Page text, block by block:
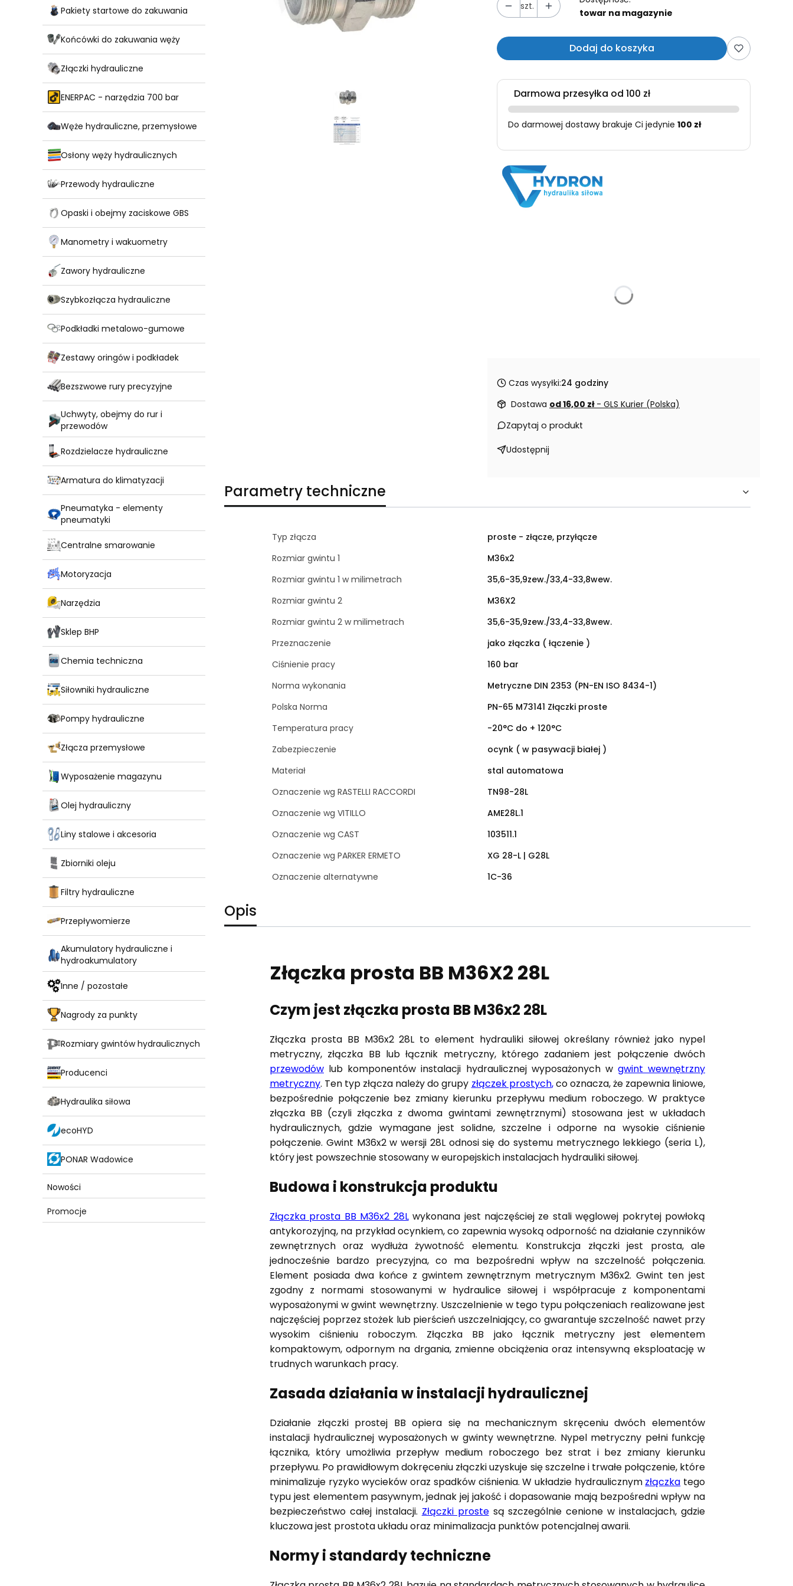
Pakiety startowe do zakuwania
Końcówki do zakuwania węży
Złączki hydrauliczne
ENERPAC - narzędzia 700 bar
Węże hydrauliczne, przemysłowe
Osłony węży hydraulicznych
Przewody hydrauliczne
Opaski i obejmy zaciskowe GBS
Manometry i wakuometry
Zawory hydrauliczne
Szybkozłącza hydrauliczne
Podkładki metalowo-gumowe
Zestawy oringów i podkładek
Bezszwowe rury precyzyjne
Uchwyty, obejmy do rur i
przewodów
Rozdzielacze hydrauliczne
Armatura do klimatyzacji
Pneumatyka - elementy
pneumatyki
Centralne smarowanie
Motoryzacja
Narzędzia
Sklep BHP
Chemia techniczna
Siłowniki hydrauliczne
Pompy hydrauliczne
Złącza przemysłowe
Wyposażenie magazynu
Olej hydrauliczny
Liny stalowe i akcesoria
Zbiorniki oleju
Filtry hydrauliczne
Przepływomierze
Akumulatory hydrauliczne i
hydroakumulatory
Inne / pozostałe
Nagrody za punkty
Rozmiary gwintów hydraulicznych
Producenci
Hydraulika siłowa
ecoHYD
PONAR Wadowice
Nowości
Promocje
szt.
towar na magazynie
Dodaj do koszyka
Darmowa przesyłka od 100 zł
Do darmowej dostawy brakuje Ci jedynie 100 zł
Czas wysyłki:24 godziny
Dostawa od 16,00 zł - GLS Kurier (Polska)
Zapytaj o produkt
Udostępnij
Parametry techniczne
Typ złącza
proste - złącze, przyłącze
Rozmiar gwintu 1
M36x2
Rozmiar gwintu 1 w milimetrach
35,6-35,9zew./33,4-33,8wew.
Rozmiar gwintu 2
M36X2
Rozmiar gwintu 2 w milimetrach
35,6-35,9zew./33,4-33,8wew.
Przeznaczenie
jako złączka ( łączenie )
Ciśnienie pracy
160 bar
Norma wykonania
Metryczne DIN 2353 (PN-EN ISO 8434-1)
Polska Norma
PN-65 M73141 Złączki proste
Temperatura pracy
-20°C do + 120°C
Zabezpieczenie
ocynk ( w pasywacji białej )
Materiał
stal automatowa
Oznaczenie wg RASTELLI RACCORDI
TN98-28L
Oznaczenie wg VITILLO
AME28L.1
Oznaczenie wg CAST
103511.1
Oznaczenie wg PARKER ERMETO
XG 28-L | G28L
Oznaczenie alternatywne
1C-36
Opis
Złączka prosta BB M36X2 28L
Czym jest złączka prosta BB M36x2 28L
Złączka prosta BB M36x2 28L to element hydrauliki siłowej określany również jako nypel
metryczny, złączka BB lub łącznik metryczny, którego zadaniem jest połączenie dwóch
przewodów lub komponentów instalacji hydraulicznej wyposażonych w gwint wewnętrzny
metryczny. Ten typ złącza należy do grupy złączek prostych,co oznacza, że zapewnia liniowe,
bezpośrednie połączenie bez zmiany kierunku przepływu medium roboczego. W praktyce
złączka BB (czyli złączka z dwoma gwintami zewnętrznymi) stosowana jest w układach
hydraulicznych, gdzie wymagane jest solidne, szczelne i odporne na wysokie ciśnienie
połączenie. Gwint M36x2 w wersji 28L odnosi się do systemu metrycznego lekkiego (seria L),
który jest powszechnie stosowany w europejskich instalacjach hydrauliki siłowej.
Budowa i konstrukcja produktu
Złączka prosta BB M36x2 28Lwykonana jest najczęściej ze stali węglowej pokrytej powłoką
antykorozyjną, na przykład ocynkiem, co zapewnia wysoką odporność na działanie czynników
zewnętrznych oraz wydłuża żywotność elementu. Konstrukcja złączki jest prosta, ale
jednocześnie bardzo precyzyjna, co ma bezpośredni wpływ na szczelność połączenia.
Element posiada dwa końce z gwintem zewnętrznym metrycznym M36x2. Gwint ten jest
zgodny z normami stosowanymi w hydraulice siłowej i współpracuje z komponentami
wyposażonymi w gwint wewnętrzny. Uszczelnienie w tego typu połączeniach realizowane jest
najczęściej poprzez stożek lub pierścień uszczelniający, co gwarantuje szczelność nawet przy
wysokim ciśnieniu roboczym. Złączka BB jako łącznik metryczny jest elementem
kompaktowym, odpornym na drgania, zmienne obciążenia oraz intensywną eksploatację w
trudnych warunkach pracy.
Zasada działania w instalacji hydraulicznej
Działanie złączki prostej BB opiera się na mechanicznym skręceniu dwóch elementów
instalacji hydraulicznej wyposażonych w gwinty wewnętrzne. Nypel metryczny pełni funkcję
łącznika, który umożliwia przepływ medium roboczego bez strat i bez zmiany kierunku
przepływu. Po prawidłowym dokręceniu złączki uzyskuje się szczelne i trwałe połączenie, które
minimalizuje ryzyko wycieków oraz spadków ciśnienia. W układzie hydraulicznym złączka tego
typu jest elementem pasywnym, jednak jej jakość i dopasowanie mają bezpośredni wpływ na
bezpieczeństwo całej instalacji. Złączki prostesą szczególnie cenione w instalacjach, gdzie
kluczowa jest prostota układu oraz minimalizacja punktów potencjalnej awarii.
Normy i standardy techniczne